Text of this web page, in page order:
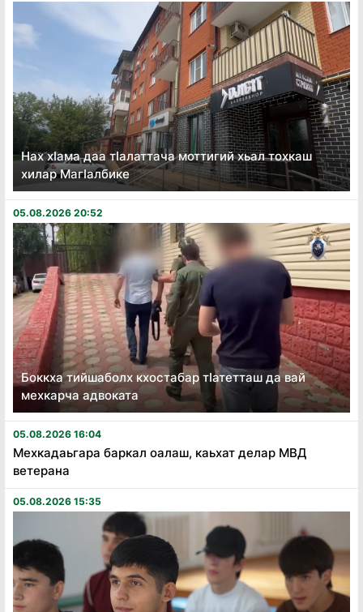
Нах хӏама даа тӏалаттача моттигий хьал тохкаш
хилар Магӏалбике
05.08.2026 20:52
Боккха тийшаболх кхостабар тӏатетташ да вай
мехкарча адвоката
05.08.2026 16:04
Мехкадаьгара баркал оалаш, каьхат делар МВД
ветерана
05.08.2026 15:35